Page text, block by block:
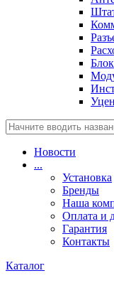
Новости
...
Установка
Бренды
Наша
Оплата и
Гарантия
Контакты
Каталог